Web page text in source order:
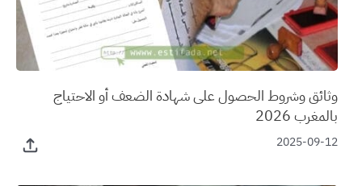
وثائق وشروط الحصول على شهادة الضعف أو الاحتياج
بالمغرب 2026
2025-09-12